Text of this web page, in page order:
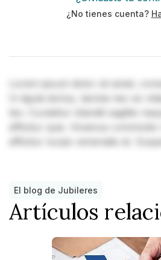
Lorem ipsum dolor sit amet,
In ligula lectus, lacinia nec ex
leo. Curabitur blandit sagittis
efficitur quis. Vivamus
efficitur turpis venenatis et.
¿No tienes cuenta?
El blog de Jubileres
Artículos